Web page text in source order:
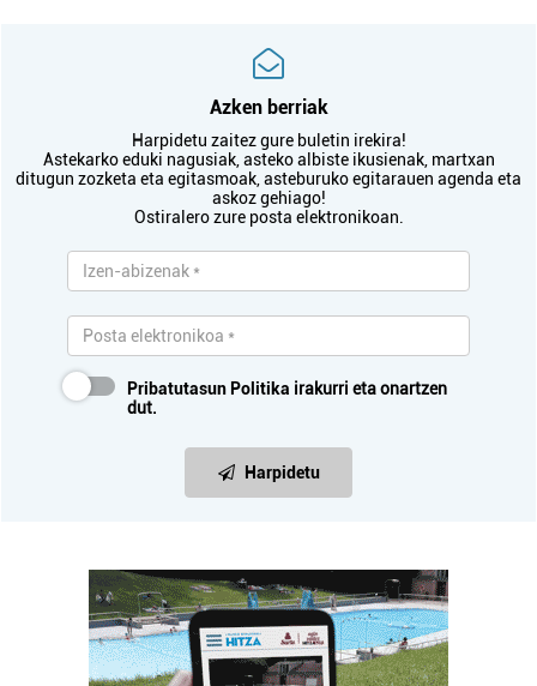
Azken berriak
Harpidetu zaitez gure buletin irekira!
Astekarko eduki nagusiak, asteko albiste ikusienak, martxan
ditugun zozketa eta egitasmoak, asteburuko egitarauen agenda eta
askoz gehiago!
Ostiralero zure posta elektronikoan.
Pribatutasun Politika irakurri eta onartzen
dut.
Harpidetu